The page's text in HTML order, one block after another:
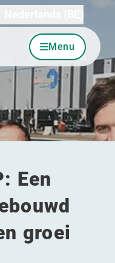
Menu
Een
groei